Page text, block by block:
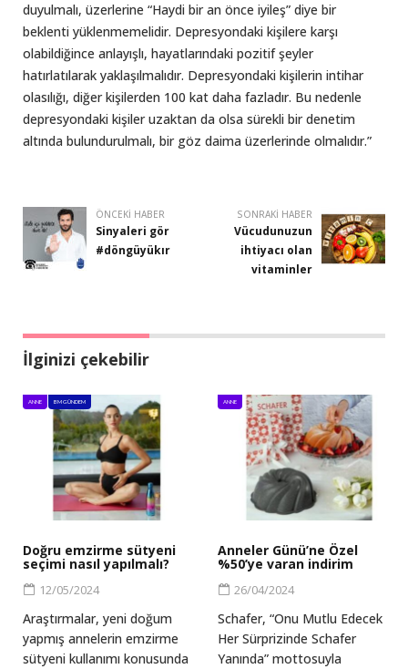
duyulmalı, üzerlerine “Haydi bir an önce iyileş” diye bir
beklenti yüklenmemelidir. Depresyondaki kişilere karşı
olabildiğince anlayışlı, hayatlarındaki pozitif şeyler
hatırlatılarak yaklaşılmalıdır. Depresyondaki kişilerin intihar
olasılığı, diğer kişilerden 100 kat daha fazladır. Bu nedenle
depresyondaki kişiler uzaktan da olsa sürekli bir denetim
altında bulundurulmalı, bir göz daima üzerlerinde olmalıdır.”
ÖNCEKI HABER
Sinyaleri gör
#döngüyükır
SONRAKI HABER
Vücudunuzun
ihtiyacı olan
vitaminler
İlginizi çekebilir
ANNE BM GÜNDEM
Doğru emzirme sütyeni
seçimi nasıl yapılmalı?
12/05/2024
Araştırmalar, yeni doğum
yapmış annelerin emzirme
sütyeni kullanımı konusunda
ANNE
Anneler Günü’ne Özel
%50’ye varan indirim
26/04/2024
Schafer, “Onu Mutlu Edecek
Her Sürprizinde Schafer
Yanında” mottosuyla